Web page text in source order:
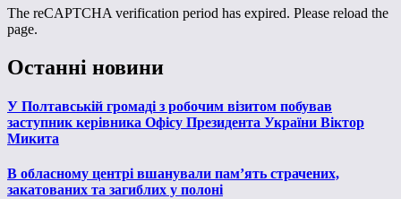
The reCAPTCHA verification period has expired. Please reload the
page.
Останні новини
У Полтавській громаді з робочим візитом побував
заступник керівника Офісу Президента України Віктор
Микита
В обласному центрі вшанували пам’ять страчених,
закатованих та загиблих у полоні